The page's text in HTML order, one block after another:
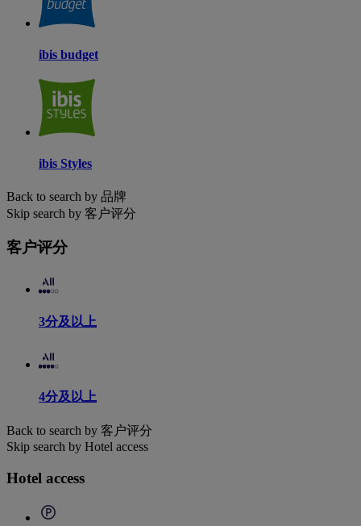
ibis budget
ibis Styles
Back to search by 品牌
Skip search by 客户评分
客户评分
3分及以上
4分及以上
Back to search by 客户评分
Skip search by Hotel access
Hotel access